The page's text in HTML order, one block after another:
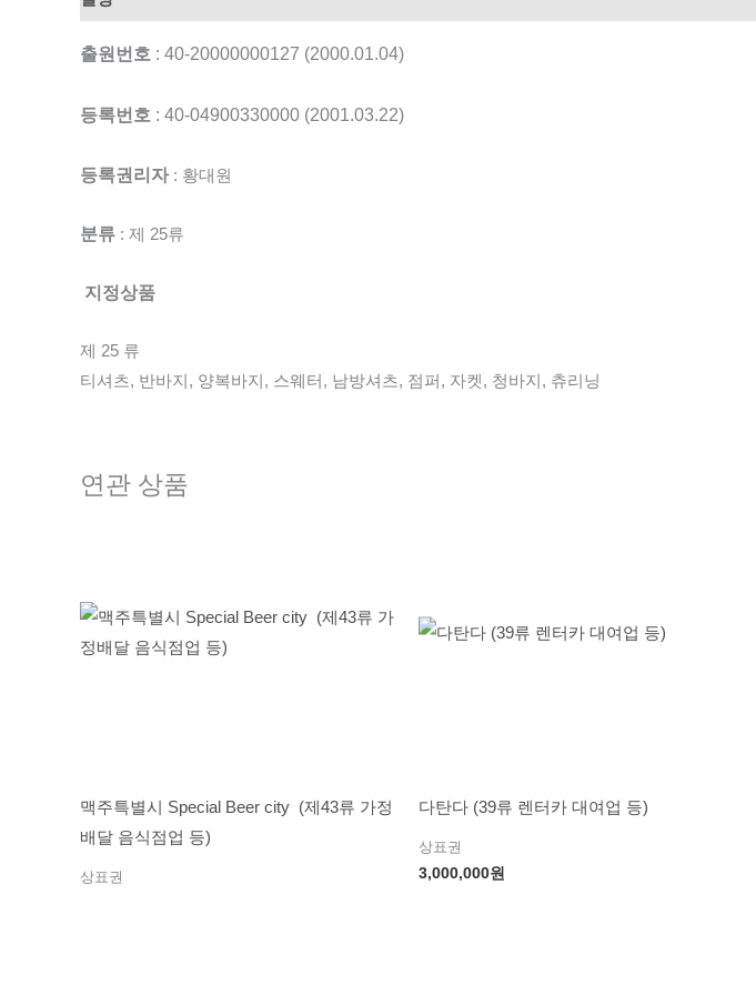
출원번호 : 40-20000000127 (2000.01.04)
등록번호 : 40-04900330000 (2001.03.22)
등록권리자: 황대원
분류 : 제 25류
지정상품
제 25 류
티셔츠, 반바지, 양복바지, 스웨터, 남방셔츠, 점퍼, 자켓, 청바지, 츄리닝
연관 상품
맥주특별시 Special Beer city (제43류 가정
배달 음식점업 등)
상표권
다탄다 (39류 렌터카 대여업 등)
상표권
3,000,000원